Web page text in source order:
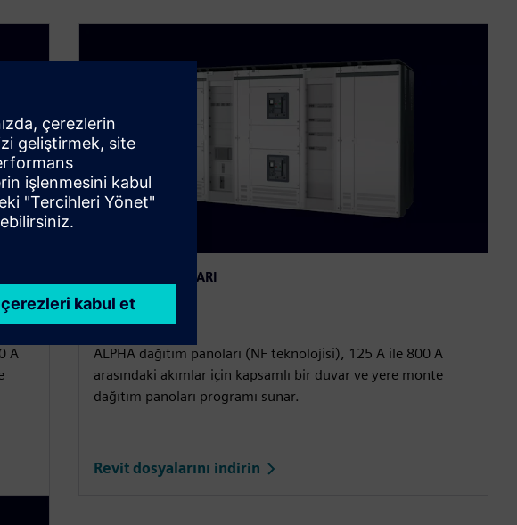
A
DAĞITIM PANOLARI
ALFA NF
ALPHA dağıtım panoları (NF teknolojisi), 125 A ile 800 A
arasındaki akımlar için kapsamlı bir duvar ve yere monte
dağıtım panoları programı sunar.
Revit dosyalarını indirin